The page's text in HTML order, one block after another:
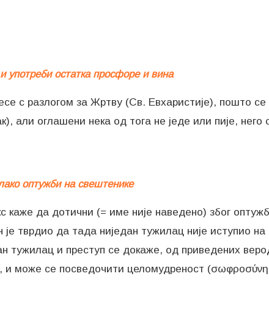
употреби остатка просфоре и вина
с разлогом за Жртву (Св. Евхаристије), пошто
али оглашени нека од тога не једе или пије,
оптужби на свештенике
каже да дотични (= име није наведено) због
је тврдио да тада ниједан тужилац није иступио
тужилац и преступ се докаже, од приведених
и може се посведочити целомудреност